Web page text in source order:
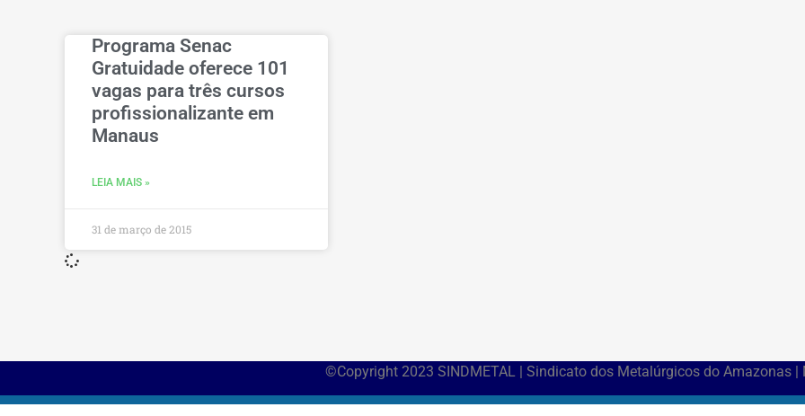
Programa Senac
Gratuidade oferece 101
vagas para três cursos
profissionalizante em
Manaus
LEIA MAIS »
31 de março de 2015
©Copyright 2023 SINDMETAL | Sindicato dos Metalúrgicos do Amazonas |